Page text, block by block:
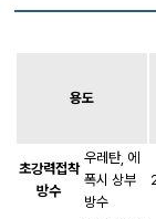
용도
초강력접착
방수
우레탄, 에
폭시 상부
방수